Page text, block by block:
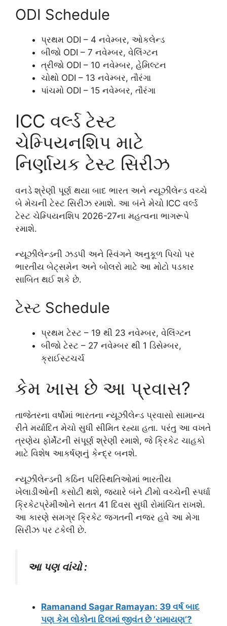
ODI Schedule
પ્રથમ ODI – 4 નવેમ્બર, ઓકલેન્ડ
બીજો ODI – 7 નવેમ્બર, વેલિંગ્ટન
ત્રીજો ODI – 10 નવેમ્બર, હેમિલ્ટન
ચોથો ODI – 13 નવેમ્બર, તૌરંગા
પાંચમો ODI – 15 નવેમ્બર, તૌરંગા
ICC વર્લ્ડ ટેસ્ટ
ચેમ્પિયનશિપ માટે
નિર્ણાયક ટેસ્ટ સિરીઝ
વનડે શ્રેણી પૂર્ણ થયા બાદ ભારત અને ન્યૂઝીલેન્ડ વચ્ચે
બે મેચની ટેસ્ટ સિરીઝ રમાશે. આ બંને મેચો ICC વર્લ્ડ
ટેસ્ટ ચેમ્પિયનશિપ 2026-27ના મહત્વના ભાગરૂપે
રમાશે.
ન્યૂઝીલેન્ડની ઝડપી અને સ્વિંગને અનુકૂળ પિચો પર
ભારતીય બેટ્સમેન અને બોલરો માટે આ મોટો પડકાર
સાબિત થઈ શકે છે.
ટેસ્ટ Schedule
પ્રથમ ટેસ્ટ – 19 થી 23 નવેમ્બર, વેલિંગ્ટન
બીજો ટેસ્ટ – 27 નવેમ્બર થી 1 ડિસેમ્બર,
ક્રાઈસ્ટચર્ચ
કેમ ખાસ છે આ પ્રવાસ?
તાજેતરના વર્ષોમાં ભારતના ન્યૂઝીલેન્ડ પ્રવાસો સામાન્ય
રીતે મર્યાદિત મેચો સુધી સીમિત રહ્યા હતા. પરંતુ આ વખતે
ત્રણેય ફોર્મેટની સંપૂર્ણ શ્રેણી રમાશે, જે ક્રિકેટ ચાહકો
માટે વિશેષ આકર્ષણનું કેન્દ્ર બનશે.
ન્યૂઝીલેન્ડની કઠિન પરિસ્થિતિઓમાં ભારતીય
ખેલાડીઓની કસોટી થશે, જ્યારે બંને ટીમો વચ્ચેની સ્પર્ધા
ક્રિકેટપ્રેમીઓને સતત 41 દિવસ સુધી રોમાંચિત રાખશે.
આ કારણે સમગ્ર ક્રિકેટ જગતની નજર હવે આ મેગા
સિરીઝ પર ટકેલી છે.
આ પણ વાંચો :
Ramanand Sagar Ramayan: 39 વર્ષ બાદ
પણ કેમ લોકોના દિલમાં જીવંત છે ‘રામાયણ’?